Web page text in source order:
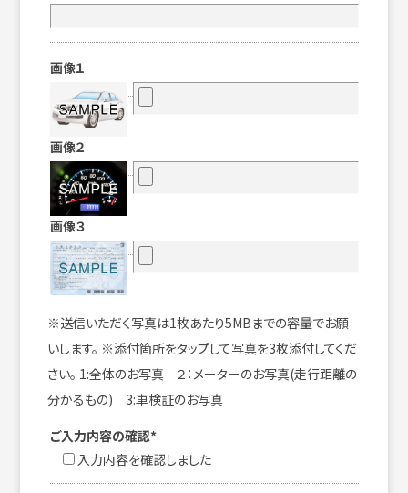
画像１
画像２
画像３
※送信いただく写真は1枚あたり5MBまでの容量でお願
いします。 ※添付箇所をタップして写真を3枚添付してくだ
さい。 1:全体のお写真 ２：メーターのお写真(走行距離の
分かるもの) 3:車検証のお写真
ご入力内容の確認*
入力内容を確認しました